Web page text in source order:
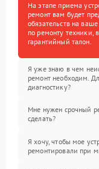
На этапе приема
ремонт вам будет
обязательств на
по ремонту техники,
гарантийный талон.
Я уже знаю в чем
ремонт необходим.
диагностику?
Мне нужен срочный
сделать?
Я хочу, чтобы мое
ремонтировали при